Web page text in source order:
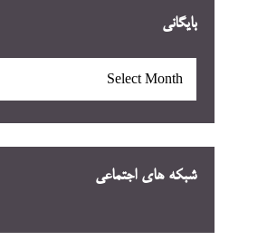
بایگانی
شبکه های اجتماعی